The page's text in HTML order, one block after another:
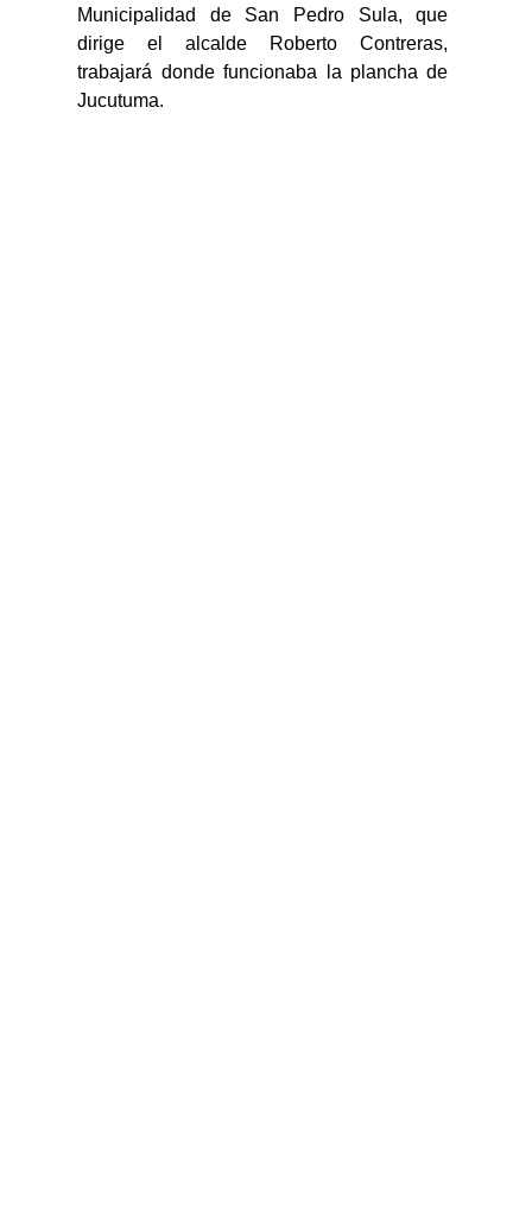
Municipalidad de San Pedro Sula, que
dirige el alcalde Roberto Contreras,
trabajará donde funcionaba la plancha de
Jucutuma.